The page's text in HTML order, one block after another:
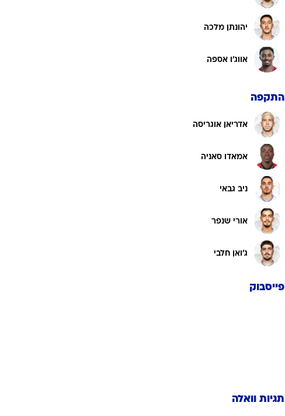
יהונתן מלכה
אווג'ו אספה
התקפה
אדריאן אוגריסה
אמאדו סאניה
ניב גבאי
אורי שנפר
ג'ואן חלבי
פייסבוק
תגיות וואלה